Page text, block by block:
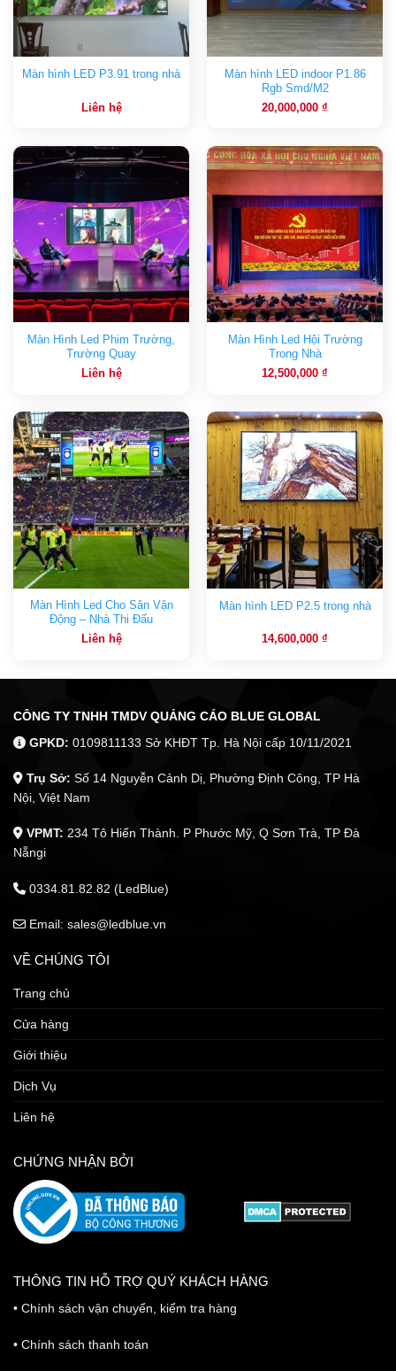
Màn hình LED P3.91 trong nhà
Liên hệ
Màn hình LED indoor P1.86
Rgb Smd/M2
20,000,000 ₫
Màn Hình Led Phim Trường,
Trường Quay
Liên hệ
Màn Hình Led Hội Trường
Trong Nhà
12,500,000 ₫
Màn Hình Led Cho Sân Vận
Động – Nhà Thi Đấu
Liên hệ
Màn hình LED P2.5 trong nhà
14,600,000 ₫
CÔNG TY TNHH TMDV QUẢNG CÁO BLUE GLOBAL
GPKD: 0109811133 Sở KHĐT Tp. Hà Nội cấp 10/11/2021
Trụ Sở: Số 14 Nguyễn Cảnh Dị, Phường Định Công, TP Hà
Nội, Việt Nam
VPMT: 234 Tô Hiến Thành. P Phước Mỹ, Q Sơn Trà, TP Đà
Nẵngi
0334.81.82.82 (LedBlue)
Email: sales@ledblue.vn
VỀ CHÚNG TÔI
Trang chủ
Cửa hàng
Giới thiệu
Dịch Vụ
Liên hệ
CHỨNG NHẬN BỞI
THÔNG TIN HỖ TRỢ QUÝ KHÁCH HÀNG
• Chính sách vận chuyển, kiểm tra hàng
• Chính sách thanh toán